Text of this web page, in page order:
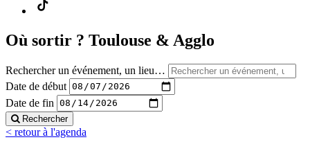
Où sortir ? Toulouse & Agglo
Rechercher un événement, un lieu…
Date de début
Date de fin
Rechercher
< retour à l'agenda